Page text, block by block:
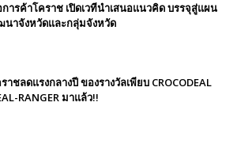
ารค้าโคราช เปิดเวทีนำเสนอแนวคิด บรรจุสู่แผน
าจังหวัดและกลุ่มจังหวัด
าชลดแรงกลางปี ของรางวัลเพียบ CROCODEAL
RANGER มาแล้ว!!